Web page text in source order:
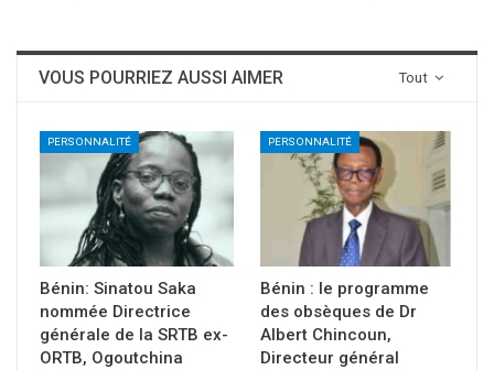
Tout
VOUS POURRIEZ AUSSI AIMER
PERSONNALITÉ
Bénin: Sinatou Saka
nommée Directrice
générale de la SRTB ex-
ORTB, Ogoutchina
PERSONNALITÉ
Bénin : le programme
des obsèques de Dr
Albert Chincoun,
Directeur général